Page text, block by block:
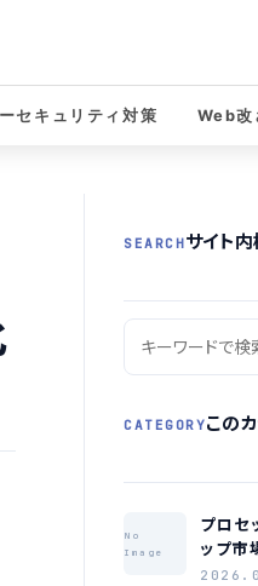
セキュリティ対策 Web改
SEARCHサイト
CATEGORYこの
No
Image
プロセ
ップ市
に牽引